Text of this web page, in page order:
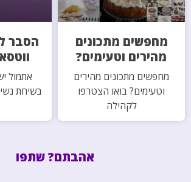
מחפשים מתכונים
מהירים וטעימים?
מחפשים מתכונים מהירים
וטעימים? בואו הצטרפו
לקהילה
הסבר
אתמול
בשיחת
אהבתם? שתפו